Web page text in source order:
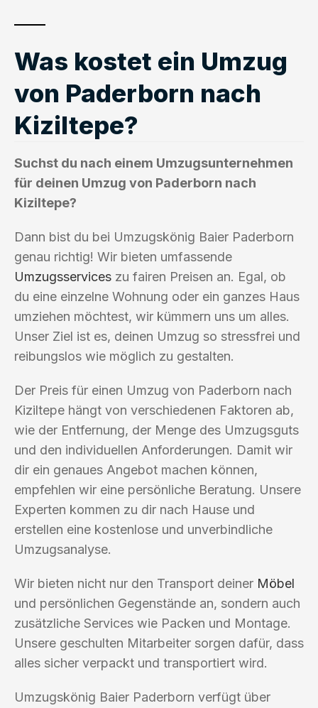
Was kostet ein Umzug
von Paderborn nach
Kiziltepe?
Suchst du nach einem Umzugsunternehmen
für deinen Umzug von Paderborn nach
Kiziltepe?
Dann bist du bei Umzugskönig Baier Paderborn
genau richtig! Wir bieten umfassende
Umzugsservices zu fairen Preisen an. Egal, ob
du eine einzelne Wohnung oder ein ganzes Haus
umziehen möchtest, wir kümmern uns um alles.
Unser Ziel ist es, deinen Umzug so stressfrei und
reibungslos wie möglich zu gestalten.
Der Preis für einen Umzug von Paderborn nach
Kiziltepe hängt von verschiedenen Faktoren ab,
wie der Entfernung, der Menge des Umzugsguts
und den individuellen Anforderungen. Damit wir
dir ein genaues Angebot machen können,
empfehlen wir eine persönliche Beratung. Unsere
Experten kommen zu dir nach Hause und
erstellen eine kostenlose und unverbindliche
Umzugsanalyse.
Wir bieten nicht nur den Transport deiner Möbel
und persönlichen Gegenstände an, sondern auch
zusätzliche Services wie Packen und Montage.
Unsere geschulten Mitarbeiter sorgen dafür, dass
alles sicher verpackt und transportiert wird.
Umzugskönig Baier Paderborn verfügt über